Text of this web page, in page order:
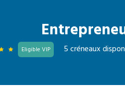
Eligible VIP 5 créneaux